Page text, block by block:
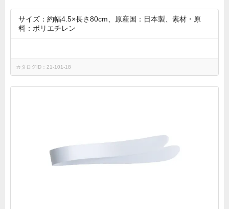
サイズ：約幅4.5×長さ80cm、原産国：日本製、素材・原
料：ポリエチレン
カタログID：21-101-18